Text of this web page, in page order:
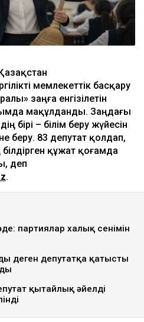
мемлекеттік басқару
заңға енгізілетін
мақұлданды. Заңдағы
бірі – білім беру жүйесін
беру. 83 депутат қолдап,
құжат қоғамда
деп
.
партиялар халық сенімін
деген депутатқа қатысты
қытайлық әйелді